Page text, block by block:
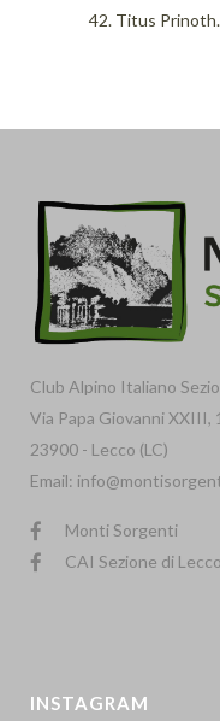
42. Titus Prinoth.
Club Alpino Italiano
Via Papa Giovanni XXIII,
23900 - Lecco (LC)
Email:
Monti Sorgenti
CAI Sezione di Lecco
INSTAGRAM